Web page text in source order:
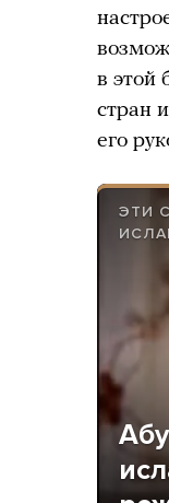
в этой
стран
его
ЭТИ